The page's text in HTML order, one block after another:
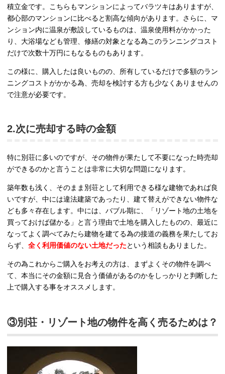
積立金です。こちらもマンションによってバラツキはありますが、
都心部のマンションに比べると割高な傾向があります。さらに、マ
ンション内に温泉が敷設しているものは、温泉使用料がかかった
り、大浴場なども管理、修繕の対象となる為このランニングコスト
だけで次数十万円にもなるものもあります。
この様に、購入したは良いものの、所有しているだけで多額のラン
ニングコストがかかる為、売却を検討する方も少なくありませんの
で注意が必要です。
2.次に売却する時の金額
特に別荘に多いのですが、その物件が果たして不要になった時売却
ができるのかと言うことは非常に大切な問題になります。
築年数も浅く、そのまま別荘として利用できる様な建物であれば良
いですが、中には違法建築であったり、建て替えができない物件な
ども多々存在します。中には、バブル期に、「リゾート地の土地を
買っておけば儲かる」と言う理由で土地を購入したものの、最近に
なってよく調べてみたら建物を建てる為の接道の義務を果たしてお
らず、 全く利用価値のない土地だったという相談もありました。
その為これからご購入をお考えの方は、まずよくその物件を調べ
て、本当にその金額に見合う価値があるのかをしっかりと判断した
上で購入する事をオススメします。
③別荘・リゾート地の物件を高く売るためは？